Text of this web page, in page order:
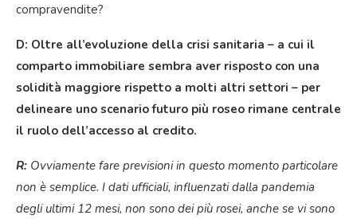
compravendite?
D: Oltre all’evoluzione della crisi sanitaria – a cui il
comparto immobiliare sembra aver risposto con una
solidità maggiore rispetto a molti altri settori – per
delineare uno scenario futuro più roseo rimane centrale
il ruolo dell’accesso al credito.
R: Ovviamente fare previsioni in questo momento particolare
non è semplice. I dati ufficiali, influenzati dalla pandemia
degli ultimi 12 mesi, non sono dei più rosei, anche se vi sono